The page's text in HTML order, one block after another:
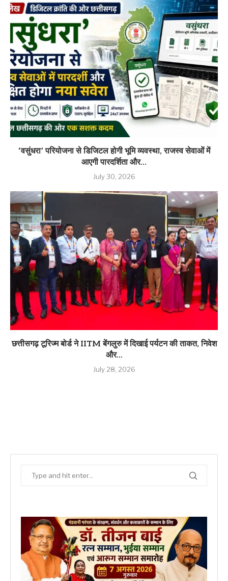
‘वसुंधरा’ परियोजना से डिजिटल होगी भूमि व्यवस्था, राजस्व सेवाओं में
आएगी पारदर्शिता और...
July 30, 2026
छत्तीसगढ़ टूरिज्म बोर्ड ने IITM बेंगलुरु में दिखाई पर्यटन की ताकत, निवेश
और...
July 28, 2026